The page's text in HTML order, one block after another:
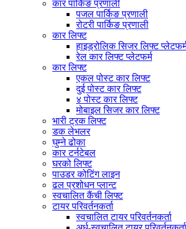
कार पार्किङ प्रणाली
पजल पार्किङ प्रणाली
रोटरी पार्किङ प्रणाली
कार लिफ्ट
हाइड्रोलिक सिजर लिफ्ट
रेल कार लिफ्ट प्लेटफर्म
कार लिफ्ट
एकल पोस्ट कार लिफ्ट
दुई पोस्ट कार लिफ्ट
४ पोस्ट कार लिफ्ट
मोबाइल सिजर कार लिफ्ट
भारी ट्रक लिफ्ट
डक लेभलर
घुम्ने ढोका
कार टर्नटेबल
घरको लिफ्ट
पाउडर कोटिंग लाइन
ढल प्रशोधन प्लान्ट
स्वचालित कैंची लिफ्ट
टायर परिवर्तनकर्ता
स्वचालित टायर परिवर्तनकर्ता